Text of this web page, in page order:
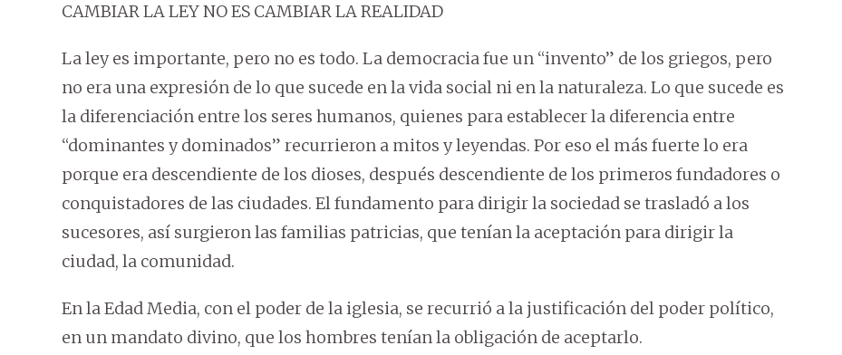
CAMBIAR LA LEY NO ES CAMBIAR LA REALIDAD
La ley es importante, pero no es todo. La democracia fue un “invento” de los griegos, pero
no era una expresión de lo que sucede en la vida social ni en la naturaleza. Lo que sucede es
la diferenciación entre los seres humanos, quienes para establecer la diferencia entre
“dominantes y dominados” recurrieron a mitos y leyendas. Por eso el más fuerte lo era
porque era descendiente de los dioses, después descendiente de los primeros fundadores o
conquistadores de las ciudades. El fundamento para dirigir la sociedad se trasladó a los
sucesores, así surgieron las familias patricias, que tenían la aceptación para dirigir la
ciudad, la comunidad.
En la Edad Media, con el poder de la iglesia, se recurrió a la justificación del poder político,
en un mandato divino, que los hombres tenían la obligación de aceptarlo.